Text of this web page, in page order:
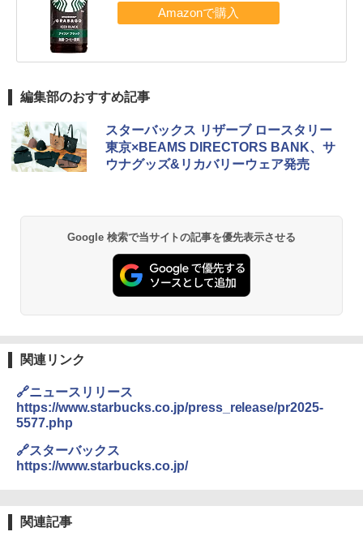
編集部のおすすめ記事
スターバックス リザーブ ロースタリー
東京×BEAMS DIRECTORS BANK、サ
ウナグッズ&リカバリーウェア発売
Google 検索で当サイトの記事を優先表示させる
関連リンク
🔗ニュースリリース
https://www.starbucks.co.jp/press_release/pr2025-
5577.php
🔗スターバックス
https://www.starbucks.co.jp/
関連記事